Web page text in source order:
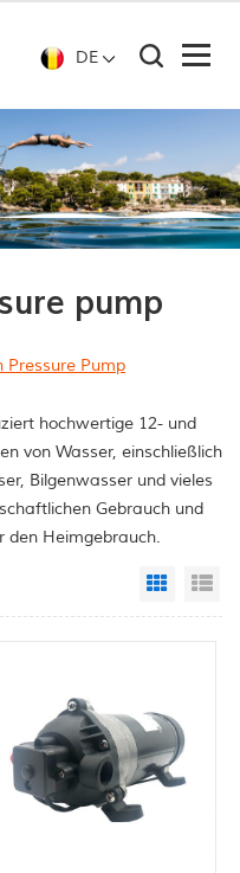
DE
pump
Pressure Pump
hochwertige 12- und
von Wasser, einschließlich
Bilgenwasser und vieles
Gebrauch und
den Heimgebrauch.
Grid